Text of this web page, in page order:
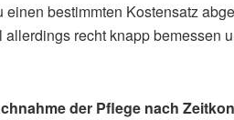
einen bestimmten Kostensatz
allerdings recht knapp bemessen
der Pflege nach